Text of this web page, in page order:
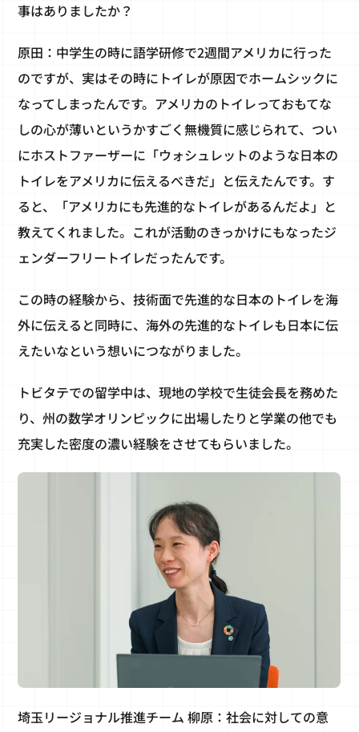
事はありましたか？
原田：中学生の時に語学研修で2週間アメリカに行った
のですが、実はその時にトイレが原因でホームシックに
なってしまったんです。アメリカのトイレっておもてな
しの心が薄いというかすごく無機質に感じられて、つい
にホストファーザーに「ウォシュレットのような日本の
トイレをアメリカに伝えるべきだ」と伝えたんです。す
ると、「アメリカにも先進的なトイレがあるんだよ」と
教えてくれました。これが活動のきっかけにもなったジ
ェンダーフリートイレだったんです。
この時の経験から、技術面で先進的な日本のトイレを海
外に伝えると同時に、海外の先進的なトイレも日本に伝
えたいなという想いにつながりました。
トビタテでの留学中は、現地の学校で生徒会長を務めた
り、州の数学オリンピックに出場したりと学業の他でも
充実した密度の濃い経験をさせてもらいました。
埼玉リージョナル推進チーム 柳原：社会に対しての意